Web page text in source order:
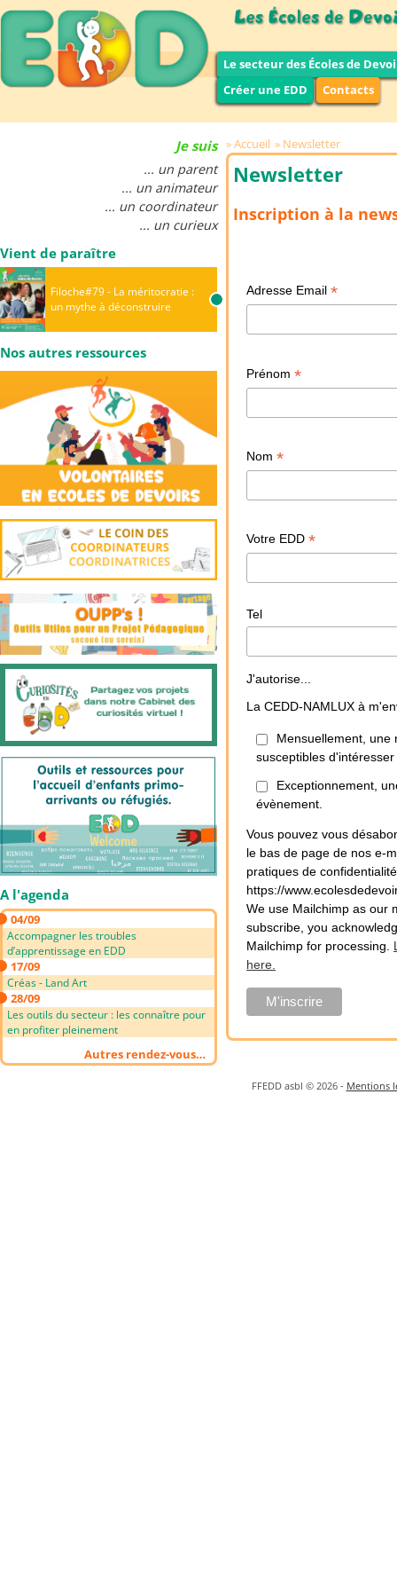
Le secteur des Écoles de
Créer une EDD
Contacts
Je suis
... un parent
... un animateur
... un coordinateur
... un curieux
Vient de paraître
Filoche#79 - La méritocratie :
un mythe à déconstruire
Nos autres ressources
A l'agenda
04/09
Accompagner les troubles
d’apprentissage en EDD
17/09
Créas - Land Art
28/09
Les outils du secteur : les connaître pour
en profiter pleinement
Autres rendez-vous…
Accueil Newsletter
Newsletter
Inscription à la
Adresse Email*
Prénom*
Nom*
Votre EDD*
Tel
J'autorise...
La CEDD-NAMLUX à
Mensuellement, une
susceptibles
Exceptionnement,
évènement.
Vous pouvez vous
le bas de page de nos e-
pratiques de
https://
We use Mailchimp as our
subscribe, you
Mailchimp for processing.
here.
FFEDD asbl © 2026 - Mentions